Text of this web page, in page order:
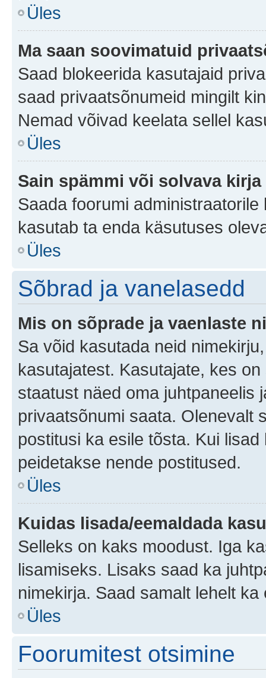
Üles
Ma saan soovimatuid
Saad blokeerida kasutajaid
saad privaatsõnumeid mingilt
Nemad võivad keelata sellel
Üles
Sain spämmi või solvava
Saada foorumi
kasutab ta enda käsutuses
Üles
Sõbrad ja vanelasedd
Mis on sõprade ja vaenlaste
Sa võid kasutada neid
kasutajatest. Kasutajate, kes
staatust näed oma juhtpaneelis
privaatsõnumi saata. Olenevalt
postitusi ka esile tõsta. Kui
peidetakse nende postitused.
Üles
Kuidas lisada/eemaldada
Selleks on kaks moodust. Iga
lisamiseks. Lisaks saad ka
nimekirja. Saad samalt lehelt ka
Üles
Foorumitest otsimine